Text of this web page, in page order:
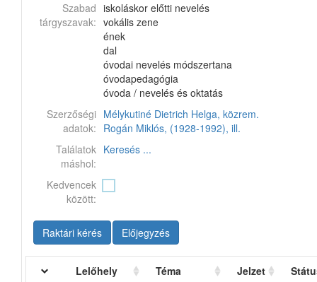
Szabad
tárgyszavak:
iskoláskor előtti nevelés
vokális zene
ének
dal
óvodai nevelés módszertana
óvodapedagógia
óvoda / nevelés és oktatás
Szerzőségi
adatok:
Mélykutiné Dietrich Helga, közrem.
Rogán Miklós, (1928-1992), ill.
Találatok
máshol:
Keresés ...
Kedvencek
között:
Raktári kérés Előjegyzés
Lelőhely Téma Jelzet